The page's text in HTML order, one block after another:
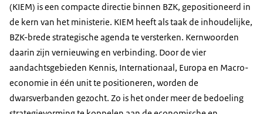
(KIEM) is een compacte directie binnen BZK, gepositioneerd in
de kern van het ministerie. KIEM heeft als taak de inhoudelijke,
BZK-brede strategische agenda te versterken. Kernwoorden
daarin zijn vernieuwing en verbinding. Door de vier
aandachtsgebieden Kennis, Internationaal, Europa en Macro-
economie in één unit te positioneren, worden de
dwarsverbanden gezocht. Zo is het onder meer de bedoeling